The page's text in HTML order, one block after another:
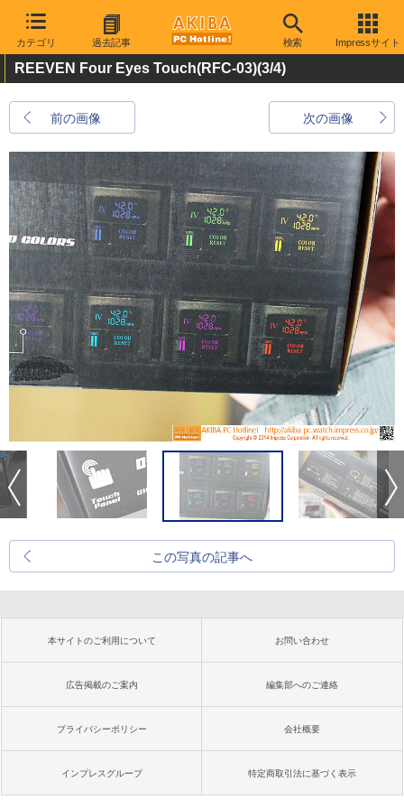
カテゴリ 過去記事 検索 Impressサイト
REEVEN Four Eyes Touch(RFC-03)(3/4)
前の画像 次の画像
この写真の記事へ
本サイトのご利用について お問い合わせ
広告掲載のご案内 編集部へのご連絡
プライバシーポリシー 会社概要
インプレスグループ 特定商取引法に基づく表示